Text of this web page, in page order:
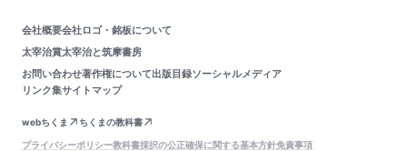
会社概要会社ロゴ・銘板について
太宰治賞太宰治と筑摩書房
お問い合わせ著作権について出版目録ソーシャルメディア
リンク集サイトマップ
webちくま
ちくまの教科書
プライバシーポリシー教科書採択の公正確保に関する基本方針免責事項